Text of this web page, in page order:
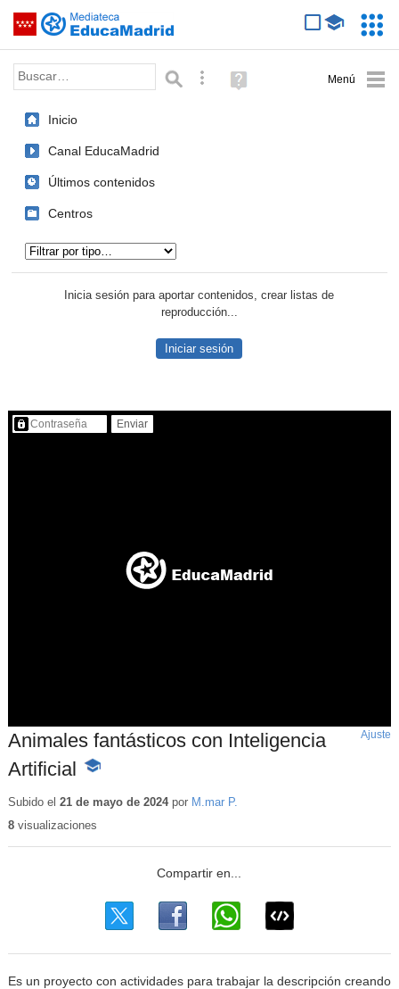
Saltar navegación
Palabra o frase: Búsqueda avanzada
Ayuda
(en
Inicio
Canal EducaMadrid
Últimos contenidos
Centros
Inicia sesión para aportar contenidos, crear listas de
reproducción...
Iniciar sesión
Contenido protegido…
Animales fantásticos con Inteligencia
Artificial
-
educativo
Ajuste
Subido el 21 de mayo de 2024por M.mar P.
8visualizaciones
Es un proyecto con actividades para trabajar la descripción creando